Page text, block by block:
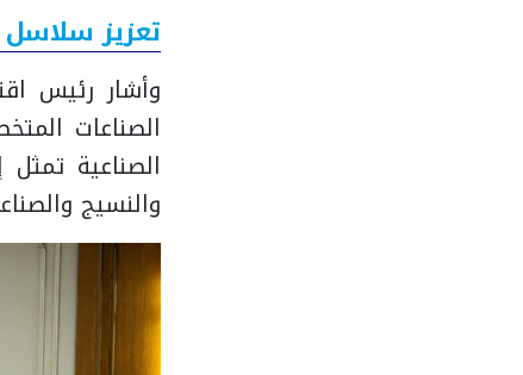
تعزيز سلاسل
وأشار رئيس
الصناعات
الصناعية
والنسيج